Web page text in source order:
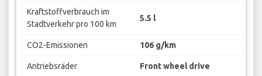
Kraftstoffverbrauch im
Stadtverkehr pro 100 km
5.5 l
CO2-Emissionen 106 g/km
Antriebsräder Front wheel drive